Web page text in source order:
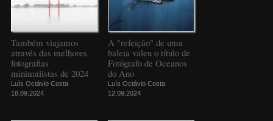
Também viajamos
através das melhores
fotografias
minimalistas de 2024
Luís Octávio Costa
18.09.2024
A "refeição" de uma
baleia valeu o título de
Fotógrafo de Oceanos
do Ano
Luís Octávio Costa
12.09.2024